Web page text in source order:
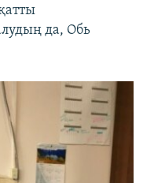
да, Обь